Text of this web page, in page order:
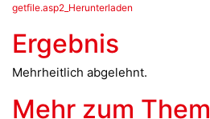
getfile.asp2_Herunterladen
Ergebnis
Mehrheitlich abgelehnt.
Mehr zum